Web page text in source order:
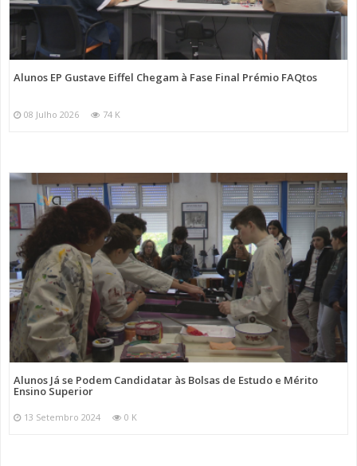
Alunos EP Gustave Eiffel Chegam à Fase Final Prémio FAQtos
08 Julho 2026 74 K
Alunos Já se Podem Candidatar às Bolsas de Estudo e Mérito
Ensino Superior
13 Setembro 2024 0 K